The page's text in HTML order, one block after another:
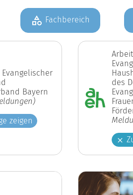
Fachbereich
Bayern
zeigen
des